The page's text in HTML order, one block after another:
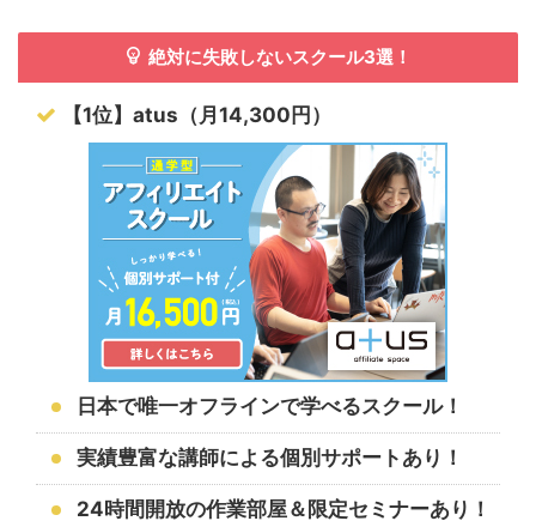
絶対に失敗しないスクール3選！
【1位】atus（月14,300円）
日本で唯一オフラインで学べるスクール！
実績豊富な講師による個別サポートあり！
24時間開放の作業部屋＆限定セミナーあり！